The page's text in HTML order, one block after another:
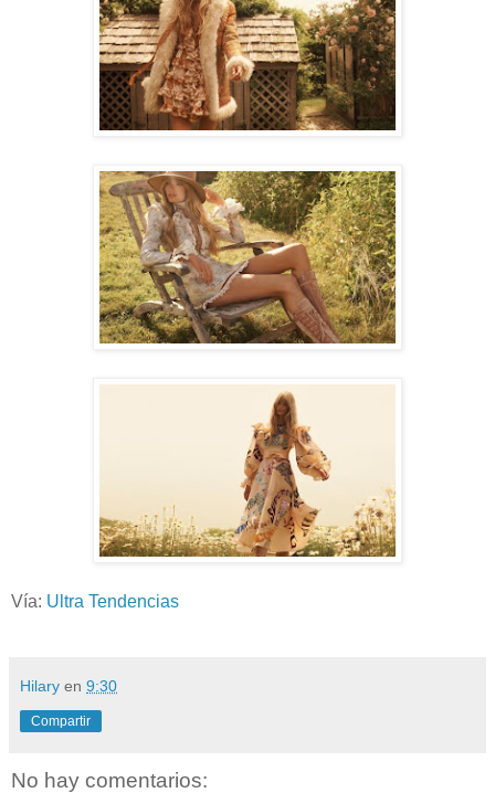
Vía: Ultra Tendencias
Hilary en 9:30
Compartir
No hay comentarios: